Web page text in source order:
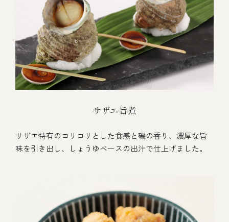
サザエ旨煮
サザエ特有のコリコリとした食感と磯の香り、濃厚な旨
味を引き出し、しょうゆベースの出汁で仕上げました。